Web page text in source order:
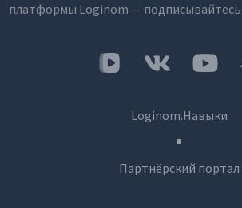
платформы Loginom — подписывайтесь
Loginom.Навыки
Партнёрский портал